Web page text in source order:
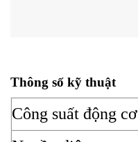
Thông số kỹ thuật
Công suất động cơ